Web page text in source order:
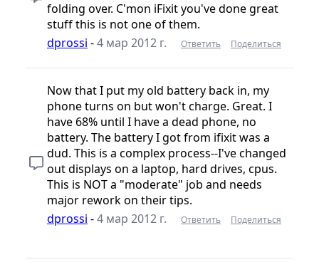
folding over. C'mon iFixit you've done great
stuff this is not one of them.
dprossi -4 мар 2012 г. Ответить Поделиться
Now that I put my old battery back in, my
phone turns on but won't charge. Great. I
have 68% until I have a dead phone, no
battery. The battery I got from ifixit was a
dud. This is a complex process--I've changed
out displays on a laptop, hard drives, cpus.
This is NOT a "moderate" job and needs
major rework on their tips.
dprossi -4 мар 2012 г. Ответить Поделиться